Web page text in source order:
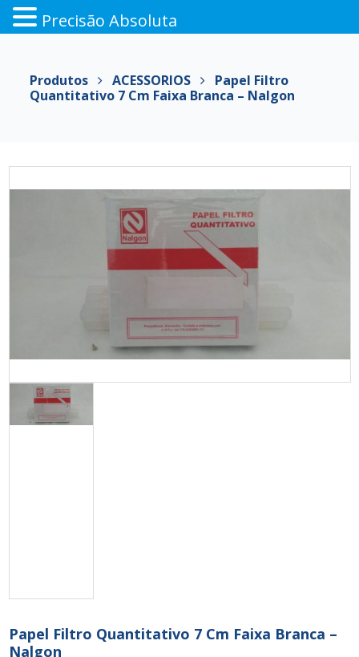
conteúdo
Produtos ACESSORIOS
Papel Filtro
Quantitativo 7 Cm Faixa Branca – Nalgon
Papel Filtro Quantitativo 7 Cm Faixa Branca –
Nalgon
Precisão Absoluta